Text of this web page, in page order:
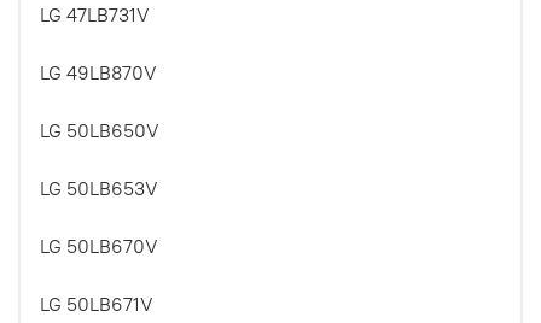
LG 47LB731V
LG 49LB870V
LG 50LB650V
LG 50LB653V
LG 50LB670V
LG 50LB671V